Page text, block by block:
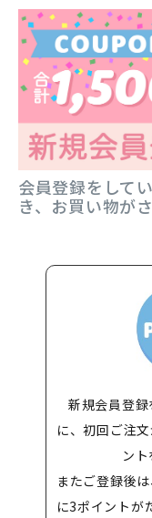
会員登録をして
き、お買い物が
新規会員登
に、初回ご注
ン
またご登録後
に3ポイントが